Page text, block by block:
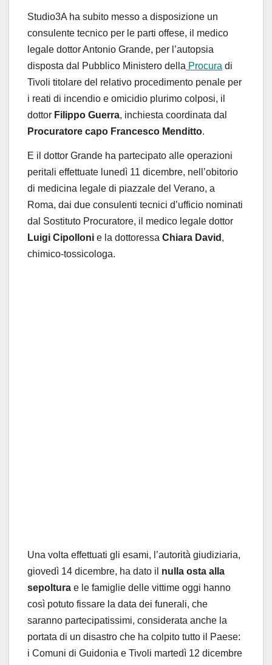
Studio3A ha subito messo a disposizione un
consulente tecnico per le parti offese, il medico
legale dottor Antonio Grande, per l’autopsia
disposta dal Pubblico Ministero della Procura di
Tivoli titolare del relativo procedimento penale per
i reati di incendio e omicidio plurimo colposi, il
dottor Filippo Guerra, inchiesta coordinata dal
Procuratore capo Francesco Menditto.
E il dottor Grande ha partecipato alle operazioni
peritali effettuate lunedì 11 dicembre, nell’obitorio
di medicina legale di piazzale del Verano, a
Roma, dai due consulenti tecnici d’ufficio nominati
dal Sostituto Procuratore, il medico legale dottor
Luigi Cipolloni e la dottoressa Chiara David ,
chimico-tossicologa.
Una volta effettuati gli esami, l’autorità giudiziaria,
giovedì 14 dicembre, ha dato il nulla osta alla
sepoltura e le famiglie delle vittime oggi hanno
così potuto fissare la data dei funerali, che
saranno partecipatissimi, considerata anche la
portata di un disastro che ha colpito tutto il Paese:
i Comuni di Guidonia e Tivoli martedì 12 dicembre